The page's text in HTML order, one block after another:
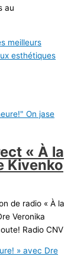
au
meilleurs
esthétiques
« À la
Kivenko
de radio « À la
Veronika
Radio CNV
» avec Dre